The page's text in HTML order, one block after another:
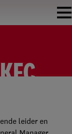
leider en